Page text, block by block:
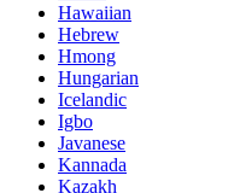
Hawaiian
Hebrew
Hmong
Hungarian
Icelandic
Igbo
Javanese
Kannada
Kazakh